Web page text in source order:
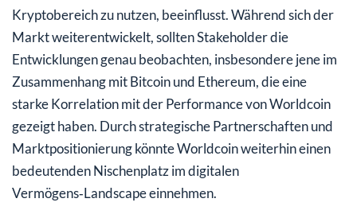
Kryptobereich zu nutzen, beeinflusst. Während sich der
Markt weiterentwickelt, sollten Stakeholder die
Entwicklungen genau beobachten, insbesondere jene im
Zusammenhang mit Bitcoin und Ethereum, die eine
starke Korrelation mit der Performance von Worldcoin
gezeigt haben. Durch strategische Partnerschaften und
Marktpositionierung könnte Worldcoin weiterhin einen
bedeutenden Nischenplatz im digitalen
Vermögens‑Landscape einnehmen.